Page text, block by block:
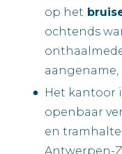
op het
ochtends
Het kantoor
openbaar
en
Antwerpen-